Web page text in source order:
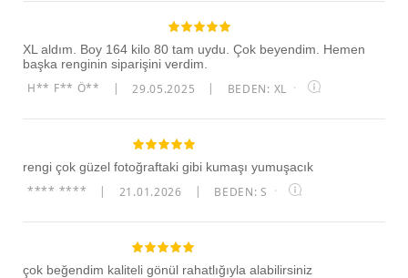
XL aldım. Boy 164 kilo 80 tam uydu. Çok beyendim. Hemen
başka renginin siparişini verdim.
H** F** Ö** 29.05.2025 BEDEN: XL ·
rengi çok güzel fotoğraftaki gibi kumaşı yumuşacık
**** **** 21.01.2026 BEDEN: S ·
çok beğendim kaliteli gönül rahatlığıyla alabilirsiniz